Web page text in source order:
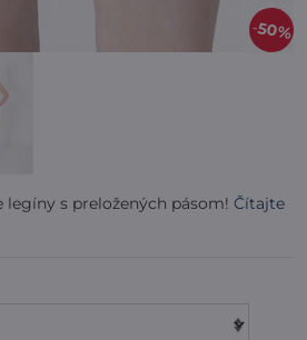
50%
legíny s preložených pásom! Čítajte